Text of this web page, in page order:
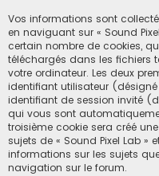
Vos informations sont
en naviguant sur « Sound
certain nombre de cookies,
téléchargés dans les fichiers
votre ordinateur. Les deux
identifiant utilisateur
identifiant de session invité
qui vous sont
troisième cookie sera créé
sujets de « Sound Pixel Lab »
informations sur les sujets
navigation sur le forum.